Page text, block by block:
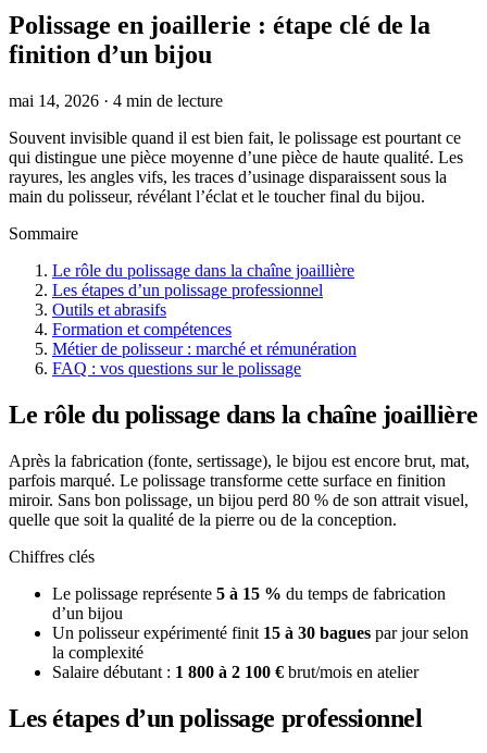
Polissage en joaillerie : étape clé de la
finition d’un bijou
mai 14, 2026 · 4 min de lecture
Souvent invisible quand il est bien fait, le polissage est pourtant ce
qui distingue une pièce moyenne d’une pièce de haute qualité. Les
rayures, les angles vifs, les traces d’usinage disparaissent sous la
main du polisseur, révélant l’éclat et le toucher final du bijou.
Sommaire
Le rôle du polissage dans la chaîne joaillière
Les étapes d’un polissage professionnel
Outils et abrasifs
Formation et compétences
Métier de polisseur : marché et rémunération
FAQ : vos questions sur le polissage
Le rôle du polissage dans la chaîne joaillière
Après la fabrication (fonte, sertissage), le bijou est encore brut, mat,
parfois marqué. Le polissage transforme cette surface en finition
miroir. Sans bon polissage, un bijou perd 80 % de son attrait visuel,
quelle que soit la qualité de la pierre ou de la conception.
Chiffres clés
Le polissage représente 5 à 15 % du temps de fabrication
d’un bijou
Un polisseur expérimenté finit 15 à 30 bagues par jour selon
la complexité
Salaire débutant : 1 800 à 2 100 € brut/mois en atelier
Les étapes d’un polissage professionnel